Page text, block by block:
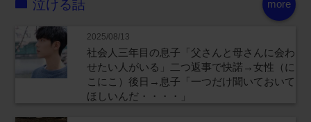
more
泣ける話
2025/08/13
社会人三年目の息子「父さんと母さんに会わ
せたい人がいる」二つ返事で快諾→女性（に
こにこ）後日→息子「一つだけ聞いておいて
ほしいんだ・・・・」